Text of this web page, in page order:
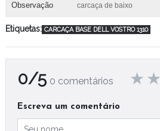
Observação carcaça de baixo
Etiquetas: CARCAÇA BASE DELL VOSTRO 1310
0/5 0 comentários
Escreva um comentário